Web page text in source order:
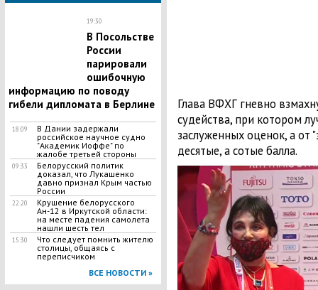
19:30
В Посольстве
России
парировали
ошибочную
информацию по поводу
гибели дипломата в Берлине
18:09
В Дании задержали
российское научное судно
"Академик Иоффе" по
жалобе третьей стороны
09:33
Белорусский политик
доказал, что Лукашенко
давно признал Крым частью
России
22:20
Крушение белорусского
Ан-12 в Иркутской области:
на месте падения самолета
нашли шесть тел
15:30
Что следует помнить жителю
столицы, общаясь с
переписчиком
ВСЕ НОВОСТИ »
Глава ВФХГ гневно
судейства, при котором
заслуженных оценок, а от
десятые, а сотые балла.